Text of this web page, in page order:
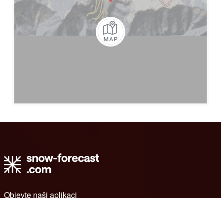
Objevte naši aplikaci